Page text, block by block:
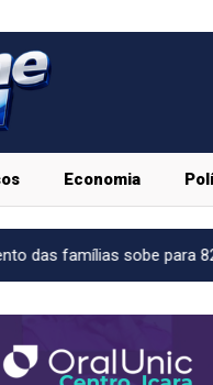
Economia
para 82%, mas